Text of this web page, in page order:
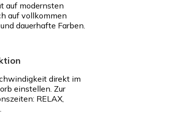
auf modernsten
auf vollkommen
dauerhafte Farben.
direkt im
einstellen. Zur
RELAX,